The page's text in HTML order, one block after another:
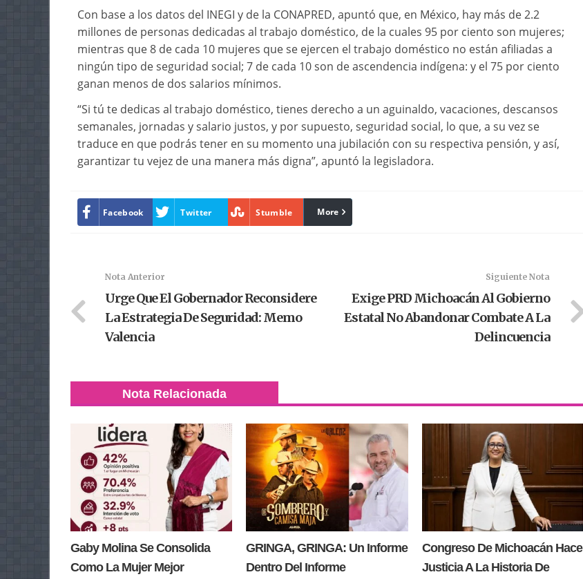
Con base a los datos del INEGI y de la CONAPRED, apuntó que, en México, hay más de 2.2
millones de personas dedicadas al trabajo doméstico, de la cuales 95 por ciento son mujeres;
mientras que 8 de cada 10 mujeres que se ejercen el trabajo doméstico no están afiliadas a
ningún tipo de seguridad social; 7 de cada 10 son de ascendencia indígena: y el 75 por ciento
ganan menos de dos salarios mínimos.
“Si tú te dedicas al trabajo doméstico, tienes derecho a un aguinaldo, vacaciones, descansos
semanales, jornadas y salario justos, y por supuesto, seguridad social, lo que, a su vez se
traduce en que podrás tener en su momento una jubilación con su respectiva pensión, y así,
garantizar tu vejez de una manera más digna”, apuntó la legisladora.
Facebook Twitter Stumble linkedin
More
Nota Anterior
Urge Que El Gobernador Reconsidere
La Estrategia De Seguridad: Memo
Valencia
Siguiente Nota
Exige PRD Michoacán Al Gobierno
Estatal No Abandonar Combate A La
Delincuencia
Nota Relacionada
Gaby Molina Se Consolida
Como La Mujer Mejor
GRINGA, GRINGA: Un Informe
Dentro Del Informe
Congreso De Michoacán Hace
Justicia A La Historia De